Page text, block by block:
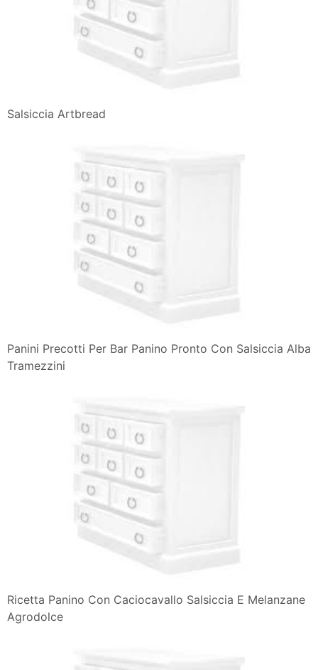
Salsiccia Artbread
Panini Precotti Per Bar Panino Pronto Con Salsiccia Alba
Tramezzini
Ricetta Panino Con Caciocavallo Salsiccia E Melanzane
Agrodolce